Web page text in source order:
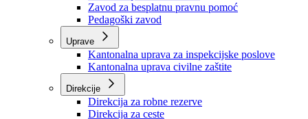
Zavodi
Zavod zdravstvenog osiguranja
Zavod za javno zdravstvo
Zavod za besplatnu pravnu pomoć
Pedagoški zavod
Kantonalna uprava za inspekcijske poslove
Kantonalna uprava civilne zaštite